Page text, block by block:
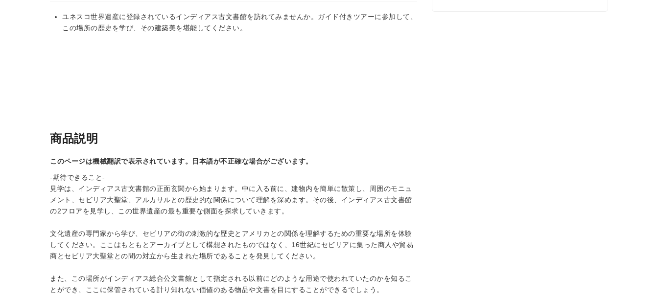
ユネスコ世界遺産に登録されているインディアス古文書館を訪れてみませんか。ガイド付きツアーに参加して、
この場所の歴史を学び、その建築美を堪能してください。
商品説明
このページは機械翻訳で表示されています。日本語が不正確な場合がございます。
-期待できること-
見学は、インディアス古文書館の正面玄関から始まります。中に入る前に、建物内を簡単に散策し、周囲のモニュ
メント、セビリア大聖堂、アルカサルとの歴史的な関係について理解を深めます。その後、インディアス古文書館
の2フロアを見学し、この世界遺産の最も重要な側面を探求していきます。
文化遺産の専門家から学び、セビリアの街の刺激的な歴史とアメリカとの関係を理解するための重要な場所を体験
してください。ここはもともとアーカイブとして構想されたものではなく、16世紀にセビリアに集った商人や貿易
商とセビリア大聖堂との間の対立から生まれた場所であることを発見してください。
また、この場所がインディアス総合公文書館として指定される以前にどのような用途で使われていたのかを知るこ
とができ、ここに保管されている計り知れない価値のある物品や文書を目にすることができるでしょう。